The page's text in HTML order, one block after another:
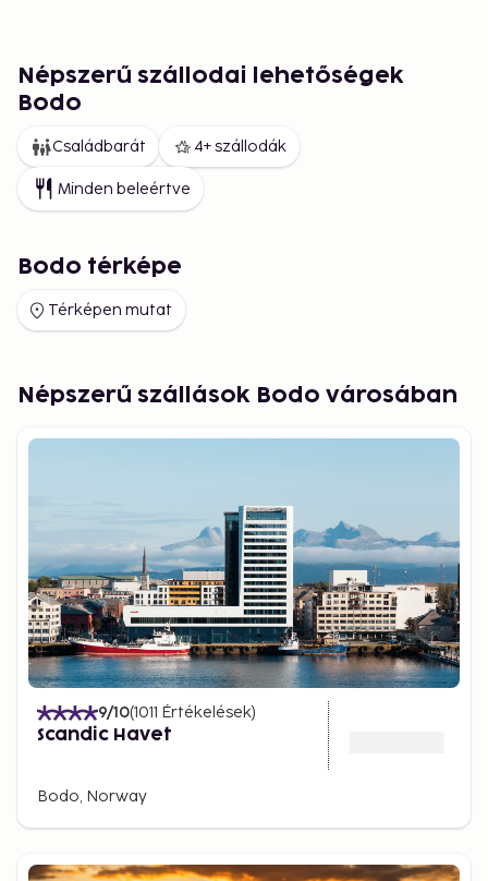
Népszerű szállodai lehetőségek
Bodo
Családbarát 4+ szállodák
Minden beleértve
Bodo térképe
Térképen mutat
Népszerű szállások Bodo városában
9/10(1011 Értékelések)
Scandic Havet
Bodo, Norway